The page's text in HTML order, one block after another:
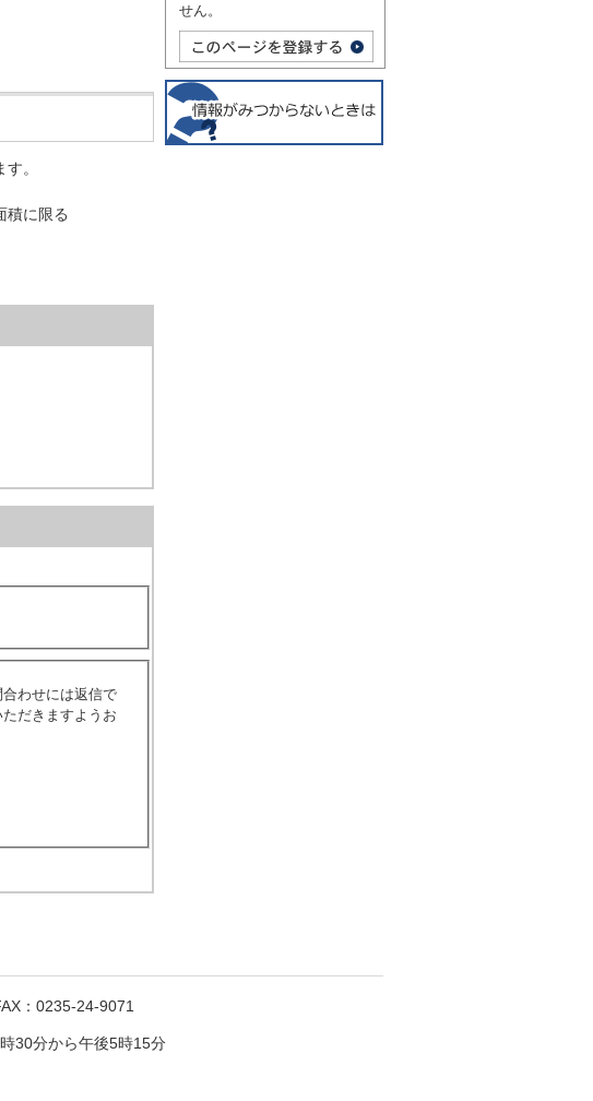
。
積に限る
わせには返信で
だきますようお
せん。
：0235-24-9071
30分から午後5時15分